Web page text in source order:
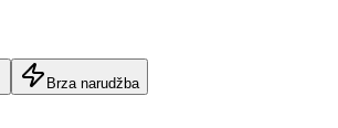
Brza narudžba